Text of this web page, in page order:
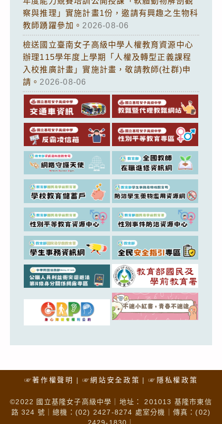
察與推理」實施計畫1份，邀請有興趣之生物科
教師踴躍參加。 2026-08-06
檢送國立臺南女子高級中學人權教育資源中心
辦理115學年度上學期「人權及轉型正義課程
入校推廣計畫」實施計畫，敬請教師(社群)申
請。 2026-08-06
☞著作權聲明 ☞網站安全政策 ☞隱私權政策
©2022 國立基隆女子高級中學｜地址： 201013 基隆市東信
路 324 號｜總機：(02) 2427-8274 處室分機｜傳真：(02)
2429-1830｜